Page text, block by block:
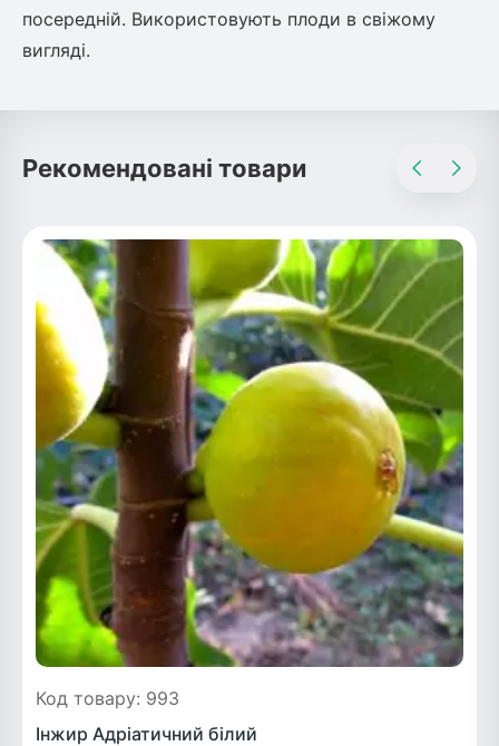
посередній. Використовують плоди в свіжому
вигляді.
Рекомендовані товари
Код товару: 993
Інжир Адріатичний білий